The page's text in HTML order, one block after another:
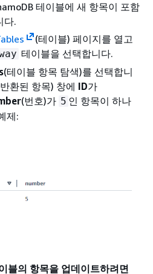
테이블에 새 항목이 포함
다.
(테이블) 페이지를 열고
테이블을 선택합니다.
(테이블 항목 탐색)를 선택합니
환된 항목) 창에 ID가
(번호)가 5 인 항목이 하나
제:
블의 항목을 업데이트하려면